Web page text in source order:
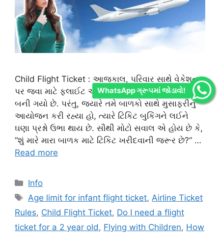
Child Flight Ticket : આજકાલ, પરિવાર સાથે વેકેશન
પર જવા માટે ફ્લાઈટ એક સામાન્ય અને ઝડપી વિકલ્પ
બની ગયો છે. પરંતુ, જ્યારે તમે બાળકો સાથે મુસાફરીનું
આયોજન કરી રહ્યા હો, ત્યારે ટિકિટ બુકિંગને લઈને
ઘણા પ્રશ્નો ઉભા થાય છે. સૌથી મોટો સવાલ એ હોય છે કે,
“શું મારે મારા બાળક માટે ટિકિટ ખરીદવાની જરૂર છે?” …
Read more
Categories
Info
Tags
Age limit for infant flight ticket,Airline Ticket
Rules, Child Flight Ticket, Do I need a flight
ticket for a 2 year old, Flying with Children, How
WhatsApp ગ્રૂપમાં જોડાવો!